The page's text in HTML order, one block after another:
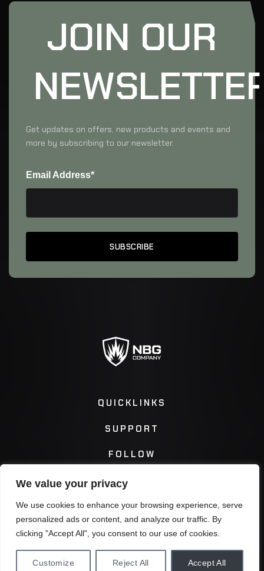
We value your privacy
We use cookies to enhance your browsing experience, serve
personalized ads or content, and analyze our traffic. By
clicking "Accept All", you consent to our use of cookies.
Customize Reject All Accept All
JOIN OUR
Get updates on offers, new products and events and
more by subscribing to our newsletter.
Email Address*
QUICKLINKS
SUPPORT
FOLLOW
Instagram